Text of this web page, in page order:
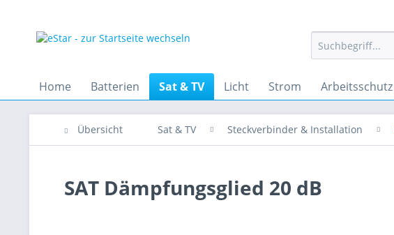
Home Batterien Sat & TV Licht Strom Arbeitsschutz
Übersicht Sat & TV Steckverbinder & Installation
SAT Dämpfungsglied 20 dB